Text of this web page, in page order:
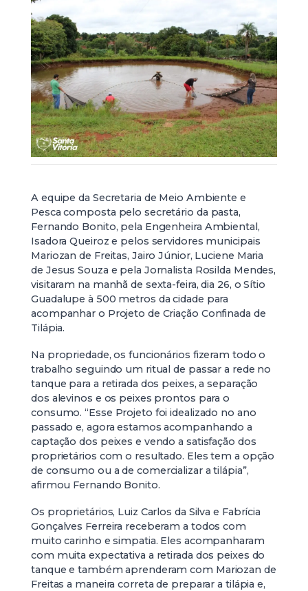
A equipe da Secretaria de Meio Ambiente e
Pesca composta pelo secretário da pasta,
Fernando Bonito, pela Engenheira Ambiental,
Isadora Queiroz e pelos servidores municipais
Mariozan de Freitas, Jairo Júnior, Luciene Maria
de Jesus Souza e pela Jornalista Rosilda Mendes,
visitaram na manhã de sexta-feira, dia 26, o Sítio
Guadalupe à 500 metros da cidade para
acompanhar o Projeto de Criação Confinada de
Tilápia.
Na propriedade, os funcionários fizeram todo o
trabalho seguindo um ritual de passar a rede no
tanque para a retirada dos peixes, a separação
dos alevinos e os peixes prontos para o
consumo. “Esse Projeto foi idealizado no ano
passado e, agora estamos acompanhando a
captação dos peixes e vendo a satisfação dos
proprietários com o resultado. Eles tem a opção
de consumo ou a de comercializar a tilápia”,
afirmou Fernando Bonito.
Os proprietários, Luiz Carlos da Silva e Fabrícia
Gonçalves Ferreira receberam a todos com
muito carinho e simpatia. Eles acompanharam
com muita expectativa a retirada dos peixes do
tanque e também aprenderam com Mariozan de
Freitas a maneira correta de preparar a tilápia e,